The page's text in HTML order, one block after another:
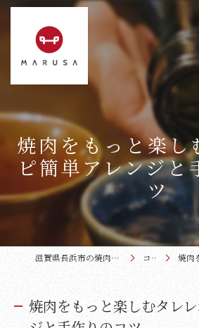
焼肉をもっと楽し
ピ簡単アレンジと
ツ
滋賀県長浜市の焼肉なら近江牛本家まるさ コラム 焼肉をも
焼肉をもっと楽しむタレ